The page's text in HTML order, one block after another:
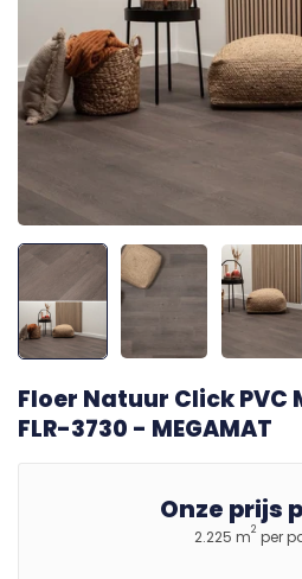
Floer Natuur Click
FLR-3730 - MEGAMAT
Onze prijs
2.225 m2 per